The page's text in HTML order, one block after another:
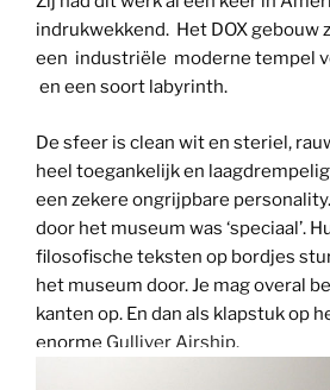
indrukwekkend. Het DOX gebouw
een industriële moderne tempel
en een soort labyrinth.
De sfeer is clean wit en steriel,
heel toegankelijk en
een zekere ongrijpbare
door het museum was ‘speciaal’.
filosofische teksten op bordjes
het museum door. Je mag overal
kanten op. En dan als klapstuk op
enorme Gulliver Airship.